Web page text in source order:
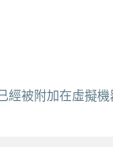
經被附加在虛擬